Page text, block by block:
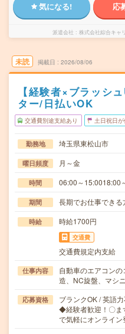
気になる! 応
派遣会社 株式会社綜合キャ
未読 掲載日 2026/08/06
【経験者×ブラッシ
ター/日払いOK
交通費別途支給あり 土日祝日が
勤務地 埼玉県東松山市
曜日頻度 月～金
時間 06:00～15:0018:00
期間 長期でお仕事できる
時給 時給1700円
交通費
交通費規定内支給
仕事内容
自動車のエアコン
造、NC旋盤、マシ
応募資格
ブランクOK / 英語
◆経験者歓迎！〇ま
で気軽にオンライ